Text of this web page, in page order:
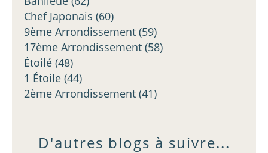
Chef Japonais (60)
9ème Arrondissement (59)
17ème Arrondissement (58)
Étoilé (48)
1 Étoile (44)
2ème Arrondissement (41)
D'autres blogs à suivre...